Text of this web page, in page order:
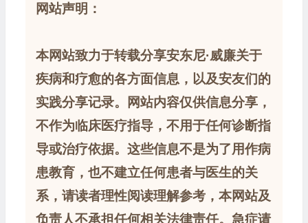
网站声明：
本网站致力于转载分享安东尼·威廉关于
疾病和疗愈的各方面信息，以及安友们的
实践分享记录。网站内容仅供信息分享，
不作为临床医疗指导，不用于任何诊断指
导或治疗依据。这些信息不是为了用作病
患教育，也不建立任何患者与医生的关
系，请读者理性阅读理解参考，本网站及
负责人不承担任何相关法律责任。急症请